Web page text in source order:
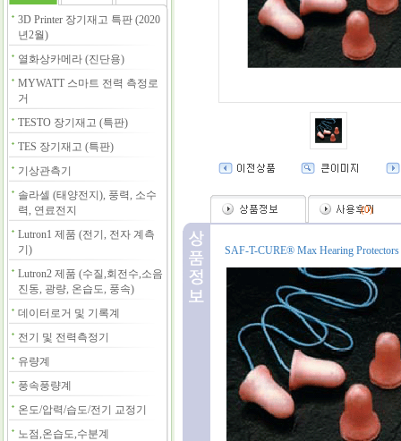
3D Printer 장기재고 특판 (2020
년2월)
열화상카메라 (진단용)
MYWATT 스마트 전력 측정로
거
TESTO 장기재고 (특판)
TES 장기재고 (특판)
기상관측기
솔라셀 (태양전지), 풍력, 소수
력, 연료전지
Lutron1 제품 (전기, 전자 계측
기)
Lutron2 제품 (수질,회전수,소음
진동, 광량, 온습도, 풍속)
데이터로거 및 기록계
전기 및 전력측정기
유량계
풍속풍량계
온도/압력/습도/전기 교정기
노점,온습도,수분계
(0)
SAF-T-CURE® Max Hearing Protectors